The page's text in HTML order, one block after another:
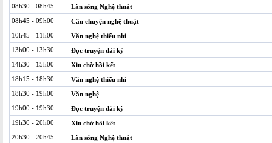
08h30 - 08h45
Làn sóng Nghệ thuật
08h45 - 09h00
Câu chuyện nghệ thuật
10h45 - 11h00
Văn nghệ thiếu nhi
13h00 - 13h30
Đọc truyện dài kỳ
14h30 - 15h00
Xin chờ hồi kết
18h15 - 18h30
Văn nghệ thiếu nhi
18h30 - 19h00
Văn nghệ
19h00 - 19h30
Đọc truyện dài kỳ
19h30 - 20h00
Xin chờ hồi kết
20h30 - 20h45
Làn sóng Nghệ thuật